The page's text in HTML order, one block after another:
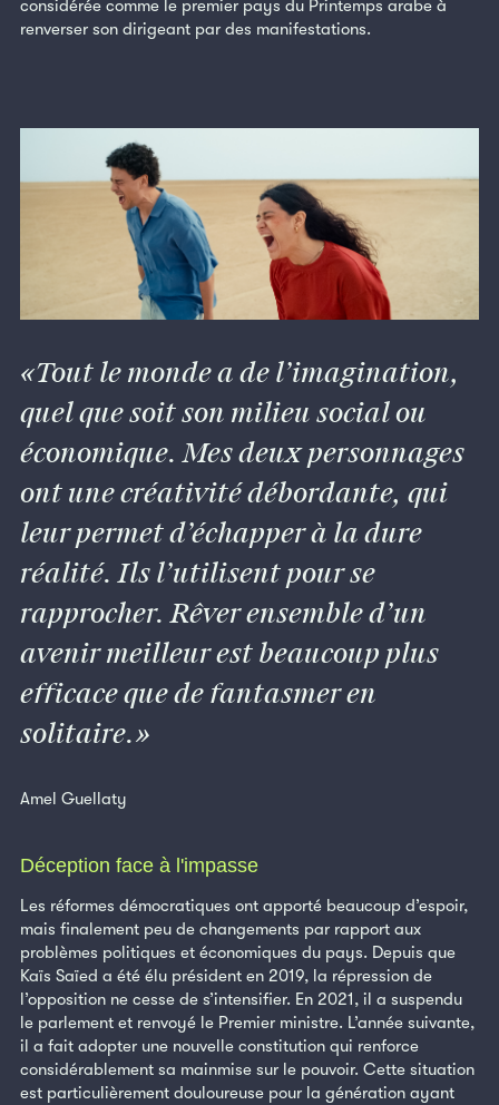
considérée comme le premier pays du Printemps arabe à
renverser son dirigeant par des manifestations.
Tout le monde a de l’imagination,
quel que soit son milieu social ou
économique. Mes deux personnages
ont une créativité débordante, qui
leur permet d’échapper à la dure
réalité. Ils l’utilisent pour se
rapprocher. Rêver ensemble d’un
avenir meilleur est beaucoup plus
efficace que de fantasmer en
solitaire.
Amel Guellaty
Déception face à l'impasse
Les réformes démocratiques ont apporté beaucoup d’espoir,
mais finalement peu de changements par rapport aux
problèmes politiques et économiques du pays. Depuis que
Kaïs Saïed a été élu président en 2019, la répression de
l’opposition ne cesse de s’intensifier. En 2021, il a suspendu
le parlement et renvoyé le Premier ministre. L’année suivante,
il a fait adopter une nouvelle constitution qui renforce
considérablement sa mainmise sur le pouvoir. Cette situation
est particulièrement douloureuse pour la génération ayant